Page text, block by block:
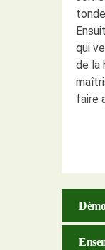
qui
de la
faire